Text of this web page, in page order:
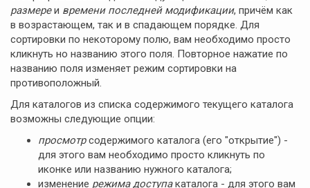
размереи времени последней модификации, причём как
в возрастающем, так и в спадающем порядке. Для
сортировки по некоторому полю, вам необходимо просто
кликнуть но названию этого поля. Повторное нажатие по
названию поля изменяет режим сортировки на
противоположный.
Для каталогов из списка содержимого текущего каталога
возможны следующие опции:
просмотрсодержимого каталога (его "открытие") -
для этого вам необходимо просто кликнуть по
иконке или названию нужного каталога;
изменение режима доступакаталога - для этого вам